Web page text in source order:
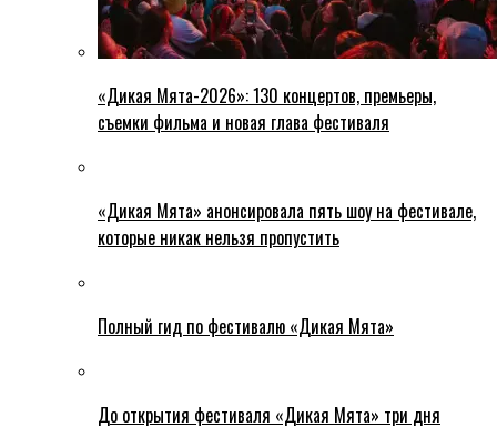
«Дикая Мята-2026»: 130 концертов, премьеры,
съемки фильма и новая глава фестиваля
«Дикая Мята» анонсировала пять шоу на фестивале,
которые никак нельзя пропустить
Полный гид по фестивалю «Дикая Мята»
До открытия фестиваля «Дикая Мята» три дня